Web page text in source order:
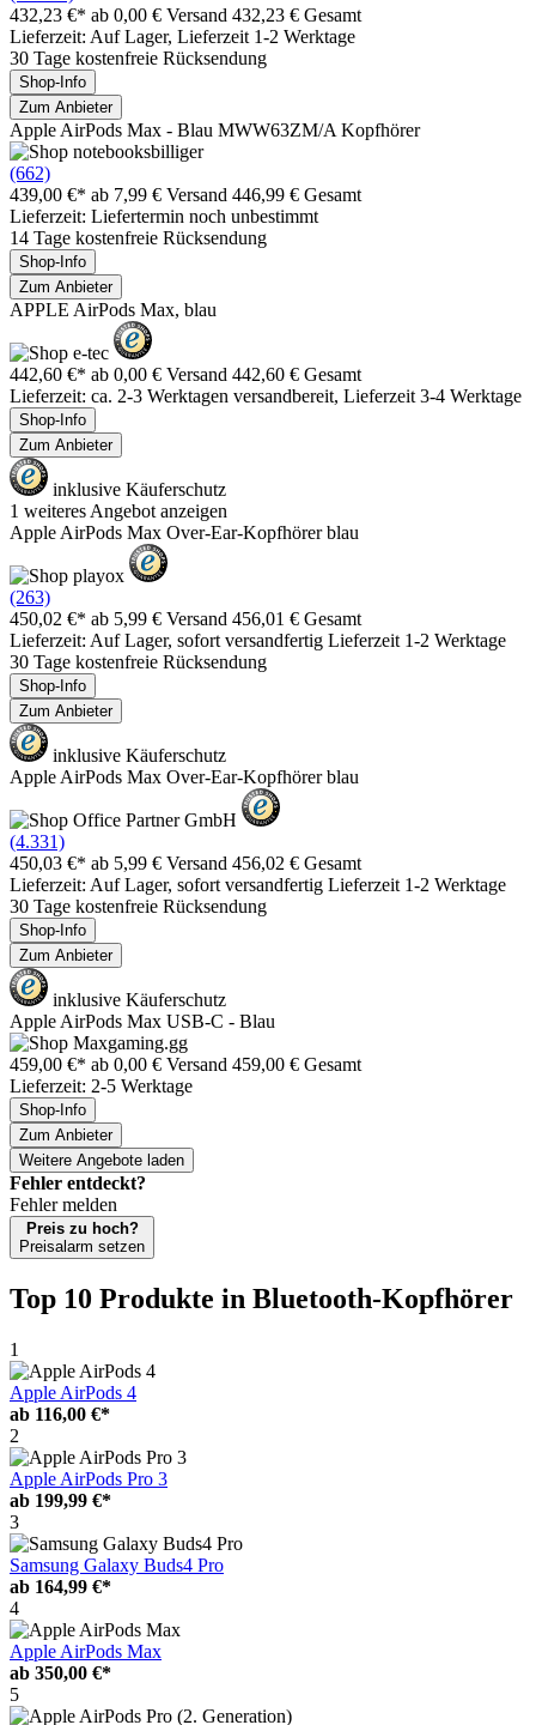
432,23 €* ab 0,00 € Versand 432,23 € Gesamt
Lieferzeit: Auf Lager, Lieferzeit 1-2 Werktage
30 Tage kostenfreie Rücksendung
Shop-Info
Zum Anbieter
Apple AirPods Max - Blau MWW63ZM/A Kopfhörer
(662)
439,00 €* ab 7,99 € Versand 446,99 € Gesamt
Lieferzeit: Liefertermin noch unbestimmt
14 Tage kostenfreie Rücksendung
Shop-Info
Zum Anbieter
APPLE AirPods Max, blau
442,60 €* ab 0,00 € Versand 442,60 € Gesamt
Lieferzeit: ca. 2-3 Werktagen versandbereit, Lieferzeit 3-4 Werktage
Shop-Info
Zum Anbieter
inklusive Käuferschutz
1 weiteres Angebot anzeigen
Apple AirPods Max Over-Ear-Kopfhörer blau
(263)
450,02 €* ab 5,99 € Versand 456,01 € Gesamt
Lieferzeit: Auf Lager, sofort versandfertig Lieferzeit 1-2 Werktage
30 Tage kostenfreie Rücksendung
Shop-Info
Zum Anbieter
inklusive Käuferschutz
Apple AirPods Max Over-Ear-Kopfhörer blau
(4.331)
450,03 €* ab 5,99 € Versand 456,02 € Gesamt
Lieferzeit: Auf Lager, sofort versandfertig Lieferzeit 1-2 Werktage
30 Tage kostenfreie Rücksendung
Shop-Info
Zum Anbieter
inklusive Käuferschutz
Apple AirPods Max USB-C - Blau
459,00 €* ab 0,00 € Versand 459,00 € Gesamt
Lieferzeit: 2-5 Werktage
Shop-Info
Zum Anbieter
Weitere Angebote laden
Fehler entdeckt?
Fehler melden
Preis zu hoch?
Preisalarm setzen
Top 10 Produkte in Bluetooth-Kopfhörer
1
Apple AirPods 4
ab 116,00 €*
2
Apple AirPods Pro 3
ab 199,99 €*
3
Samsung Galaxy Buds4 Pro
ab 164,99 €*
4
Apple AirPods Max
ab 350,00 €*
5